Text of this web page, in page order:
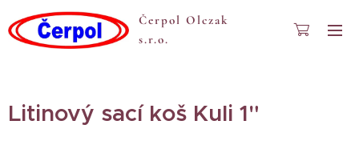
Čerpol Olczak
s.r.o.
Litinový sací koš Kuli 1"